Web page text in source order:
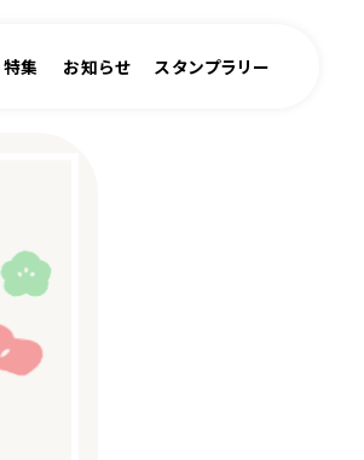
特集 お知らせ スタンプラリー